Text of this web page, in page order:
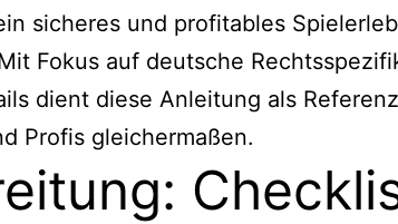
sicheres und profitables
Fokus auf deutsche
dient diese Anleitung als
Profis gleichermaßen.